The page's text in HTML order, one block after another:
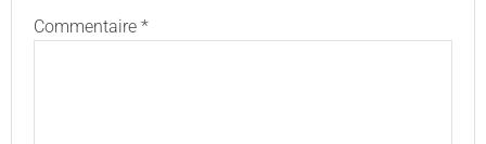
Commentaire *